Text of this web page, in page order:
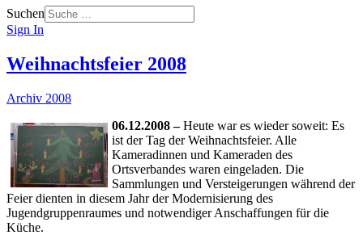
Suchen
Sign In
Weihnachtsfeier 2008
Archiv 2008
06.12.2008 –Heute war es wieder soweit: Es
ist der Tag der Weihnachtsfeier. Alle
Kameradinnen und Kameraden des
Ortsverbandes waren eingeladen. Die
Sammlungen und Versteigerungen während der
Feier dienten in diesem Jahr der Modernisierung des
Jugendgruppenraumes und notwendiger Anschaffungen für die
Küche.